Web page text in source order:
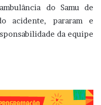
do Samu de
acidente, pararam e
da equipe